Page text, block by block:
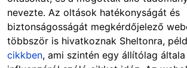
nevezte. Az oltások hatékonyságát és
biztonságosságát megkérdőjelező
többször is hivatkoznak Sheltonra,
cikkben, ami szintén egy állítólag